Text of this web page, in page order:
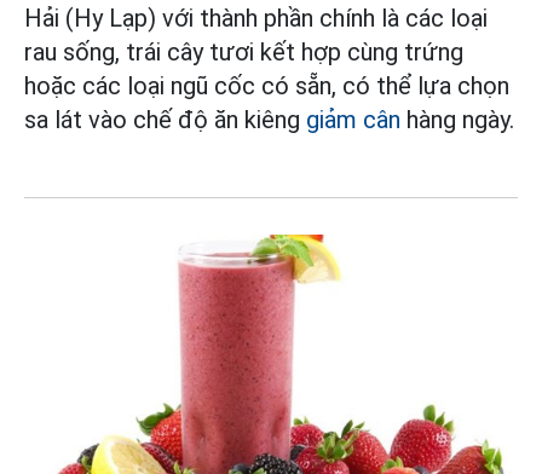
Hải (Hy Lạp) với thành phần chính là các loại
rau sống, trái cây tươi kết hợp cùng trứng
hoặc các loại ngũ cốc có sẵn, có thể lựa chọn
sa lát vào chế độ ăn kiêng giảm cân hàng ngày.